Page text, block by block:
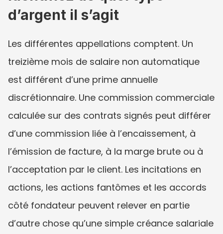
d’argent il s’agit
Les différentes appellations comptent. Un
treizième mois de salaire non automatique
est différent d’une prime annuelle
discrétionnaire. Une commission commerciale
calculée sur des contrats signés peut différer
d’une commission liée à l’encaissement, à
l’émission de facture, à la marge brute ou à
l’acceptation par le client. Les incitations en
actions, les actions fantômes et les accords
côté fondateur peuvent relever en partie
d’autre chose qu’une simple créance salariale